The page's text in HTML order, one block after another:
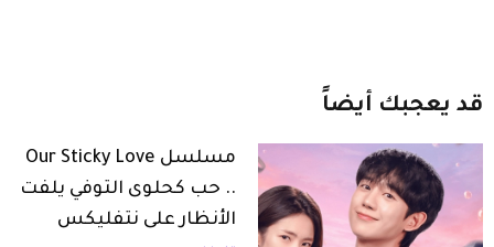
قد يعجبك أيضاً
مسلسل Our Sticky Love
.. حب كحلوى التوفي يلفت
الأنظار على نتفليكس